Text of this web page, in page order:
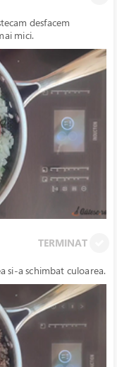
desfacem
mici.
TERMINAT
si-a schimbat culoarea.